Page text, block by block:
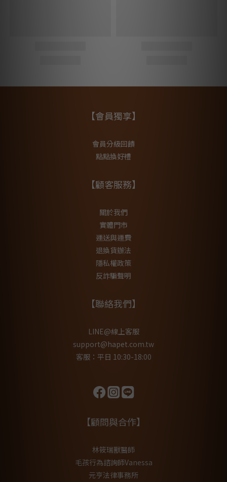
【會員獨享】
會員分級回饋
點點換好禮
【顧客服務】
關於我們
實體門市
運送與運費
退換貨辦法
隱私權政策
反詐騙聲明
【聯絡我們】
LINE@線上客服
support@hapet.com.tw
客服：平日 10:30-18:00
【顧問與合作】
林筱瑞獸醫師
毛孩行為諮詢師Vanessa
元亨法律事務所